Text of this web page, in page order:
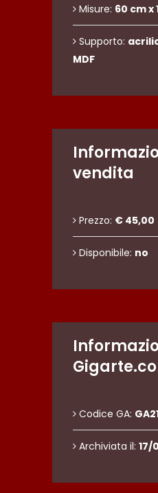
Misure: 60 cm x
Supporto:
MDF
vendita
Prezzo: € 45,00
Disponibile: no
Codice GA:
Archiviata il: 17/